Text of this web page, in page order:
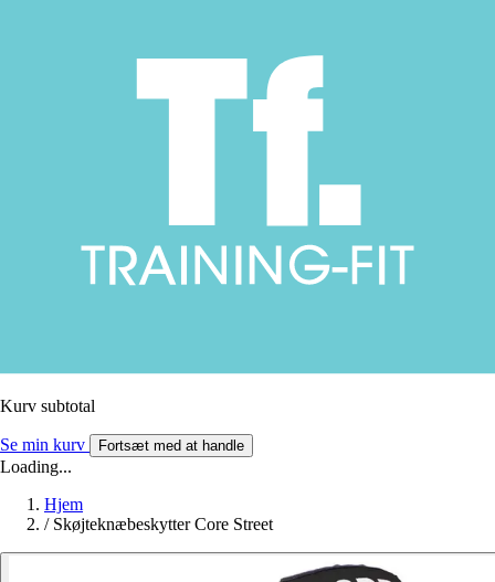
Kurv subtotal
Se min kurv Fortsæt med at handle
Loading...
Hjem
/ Skøjteknæbeskytter Core Street